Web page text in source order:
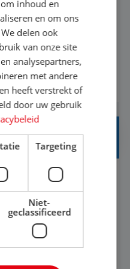
of
je klaar voor de
reis je de hele
in op de
en wat er in de
enthousiasme weet je
droomreis te
leukste dat er is. Of
een ander: jij vindt
inhoud en
en om ons
delen ook
van onze site
analysepartners,
met andere
heeft verstrekt of
door uw gebruik
Targeting
Niet-
geclassificeerd